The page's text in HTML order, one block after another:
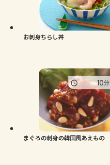
お刺身ちらし丼
まぐろの刺身の韓国風あえもの
10分